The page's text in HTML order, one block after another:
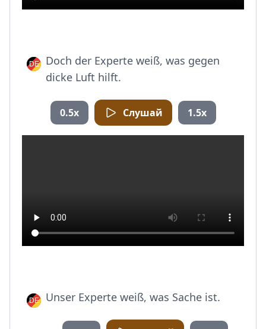
Doch der Experte weiß, was gegen
dicke Luft hilft.
0.5x Слушай 1.5x
Unser Experte weiß, was Sache ist.